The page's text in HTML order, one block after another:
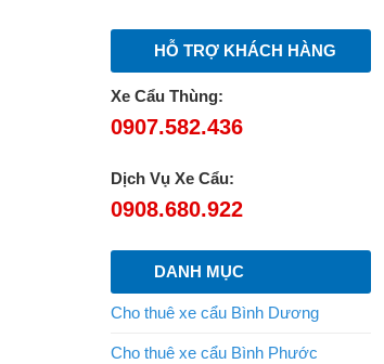
HỖ TRỢ KHÁCH HÀNG
Xe Cẩu Thùng:
0907.582.436
Dịch Vụ Xe Cẩu:
0908.680.922
DANH MỤC
Cho thuê xe cẩu Bình Dương
Cho thuê xe cẩu Bình Phước